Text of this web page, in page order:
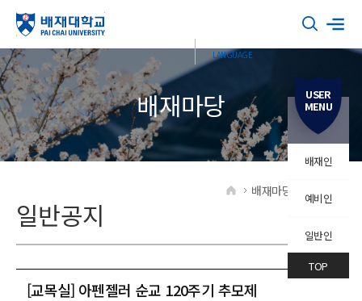
배재마당
일반공지 HOME
배재마당 일반공지
[교목실] 아펜젤러 순교 120주기 추모제
USER
MENU
배재인
예비인
일반인
TOP